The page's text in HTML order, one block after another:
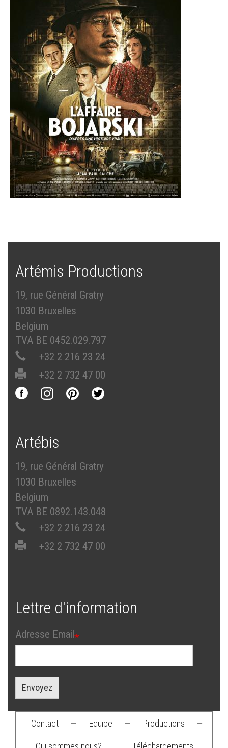
Artémis Productions
19, rue Général Gratry
1030 Bruxelles
Belgium
TVA BE 0452.029.797
+32 2 216 23 24
+32 2 732 47 00
Artébis
19, rue Général Gratry
1030 Bruxelles
Belgium
TVA BE 0892.143.048
+32 2 216 23 24
+32 2 732 47 00
Lettre d'information
Adresse Email
Envoyez
Footer
Contact — Equipe — Productions —